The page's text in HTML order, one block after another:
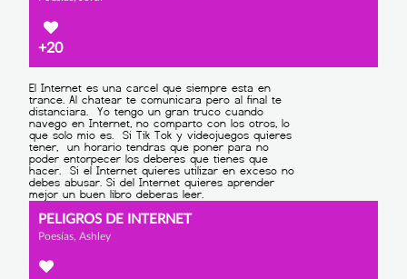
+20
PELIGROS DE INTERNET
Poesías, Ashley